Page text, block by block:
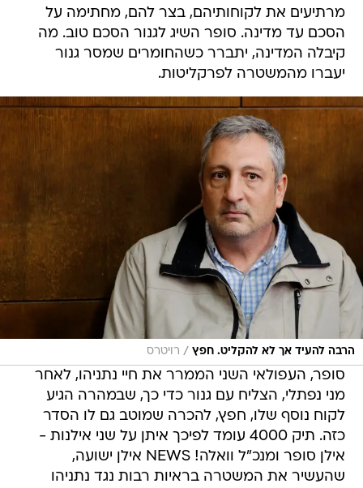
מרתיעים את לקוחותיהם, בצר להם, מחתימה על
הסכם עד מדינה. סופר השיג לגנור הסכם טוב. מה
קיבלה המדינה, יתברר כשהחומרים שמסר גנור
יעברו מהמשטרה לפרקליטות.
הרבה להעיד אך לא להקליט. חפץ / רויטרס
סופר, העפולאי השני הממרר את חיי נתניהו, לאחר
מני נפתלי, הצליח עם גנור כדי כך, שבמהרה הגיע
לקוח נוסף שלו, חפץ, להכרה שמוטב גם לו הסדר
כזה. תיק 4000 עומד לפיכך איתן על שני אילנות -
אילן סופר ומנכ"ל וואלה! NEWS אילן ישועה,
שהעשיר את המשטרה בראיות רבות נגד נתניהו